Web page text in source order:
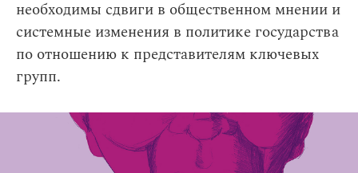
необходимы сдвиги в общественном мнении и
системные изменения в политике государства
по отношению к представителям ключевых
групп.